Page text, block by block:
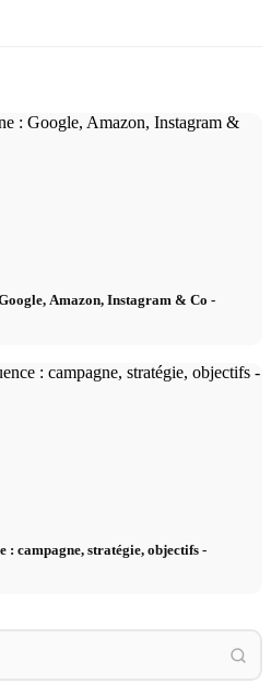
Amazon, Instagram & Co -
: campagne, stratégie, objectifs -